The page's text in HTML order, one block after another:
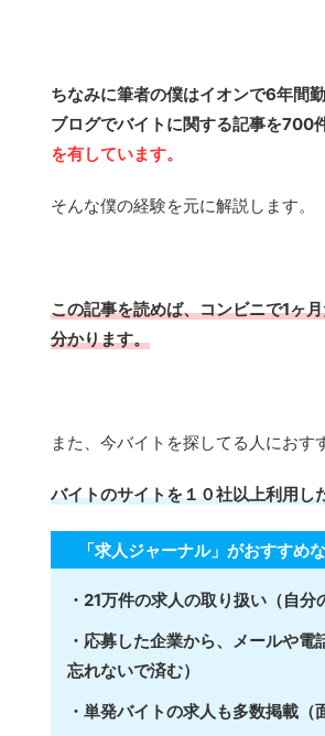
ちなみに筆者の僕はイオンで6年間
ブログでバイトに関する記事を700
を有しています。
そんな僕の経験を元に解説します。
この記事を読めば、コンビニで1ヶ
分かります。
また、今バイトを探してる人におす
バイトのサイトを１０社以上利用し
「求人ジャーナル」がおすすめ
・21万件の求人の取り扱い（自分
・応募した企業から、メールや
忘れないで済む）
・単発バイトの求人も多数掲載（